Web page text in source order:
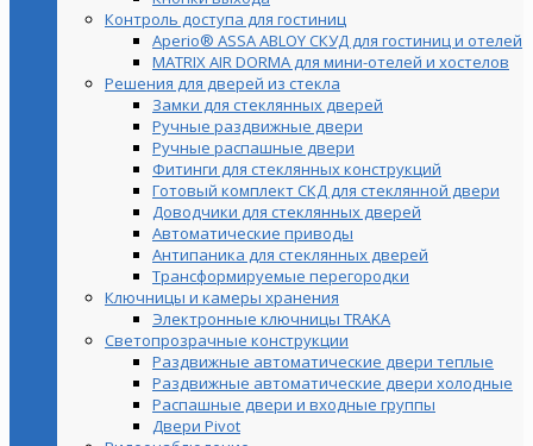
Контроль доступа для гостиниц
Aperio® ASSA ABLOY СКУД для гостиниц и отелей
MATRIX AIR DORMA для мини-отелей и хостелов
Решения для дверей из стекла
Замки для стеклянных дверей
Ручные раздвижные двери
Ручные распашные двери
Фитинги для стеклянных конструкций
Готовый комплект СКД для стеклянной двери
Доводчики для стеклянных дверей
Автоматические приводы
Антипаника для стеклянных дверей
Трансформируемые перегородки
Ключницы и камеры хранения
Электронные ключницы TRAKA
Светопрозрачные конструкции
Раздвижные автоматические двери теплые
Раздвижные автоматические двери холодные
Распашные двери и входные группы
Двери Pivot